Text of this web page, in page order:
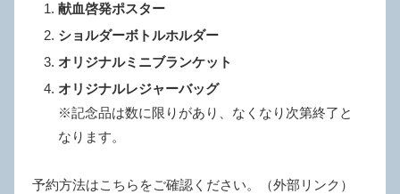
献血啓発ポスター
ショルダーボトルホルダー
オリジナルミニブランケット
オリジナルレジャーバッグ
※記念品は数に限りがあり、なくなり次第終了と
なります。
予約方法はこちらをご確認ください。（外部リンク）